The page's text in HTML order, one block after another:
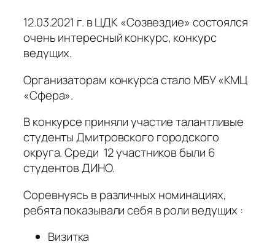
12.03.2021 г. в ЦДК «Созвездие» состоялся
очень интересный конкурс, конкурс
ведущих.
Организаторам конкурса стало МБУ «КМЦ
«Сфера».
В конкурсе приняли участие талантливые
студенты Дмитровского городского
округа. Среди 12 участников были 6
студентов ДИНО.
Соревнуясь в различных номинациях,
ребята показывали себя в роли ведущих :
Визитка